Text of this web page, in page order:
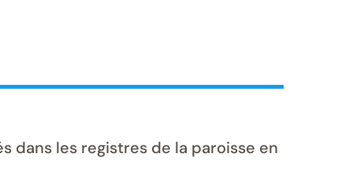
dans les registres de la paroisse en